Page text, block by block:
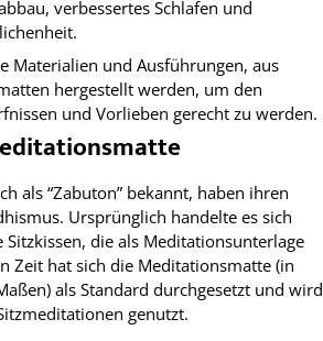
verbessertes Schlafen und
Materialien und Ausführungen, aus
hergestellt werden, um den
und Vorlieben gerecht zu werden.
als “Zabuton” bekannt, haben ihren
Ursprünglich handelte es sich
die als Meditationsunterlage
Zeit hat sich die Meditationsmatte (in
als Standard durchgesetzt und wird
genutzt.